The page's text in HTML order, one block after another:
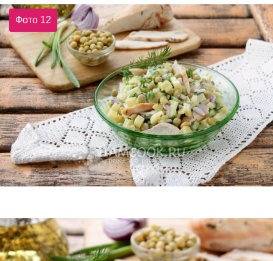
Фото 12